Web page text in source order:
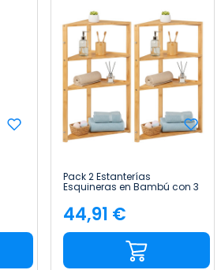
Pack 2 Estanterías
Esquineras en Bambú con 3
Niveles Canoply
80x36.5x33.5cm Thinia
Home
Precio
44,91 €